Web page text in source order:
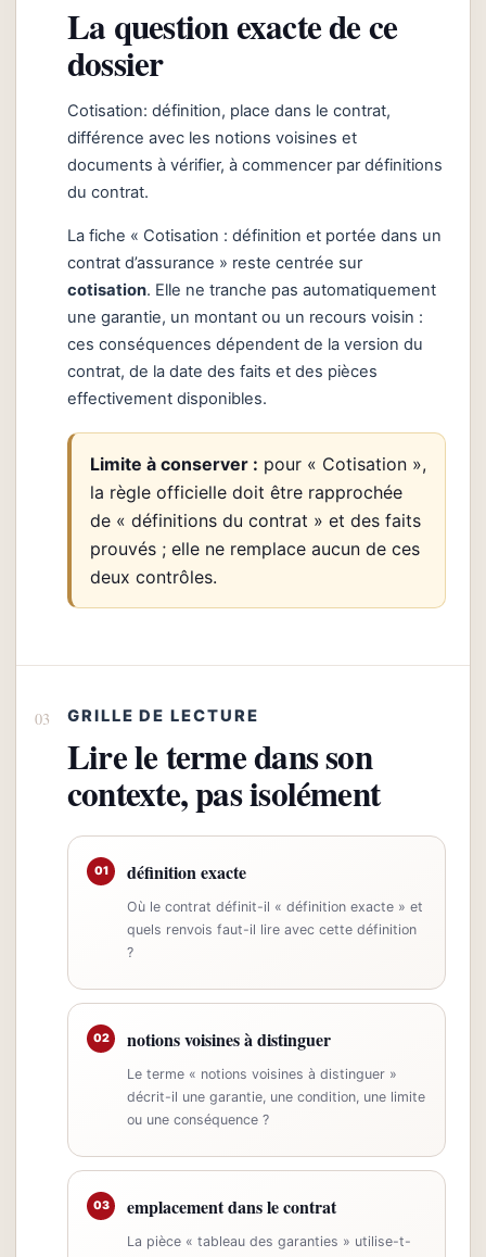
La question exacte de ce
dossier
Cotisation: définition, place dans le contrat,
différence avec les notions voisines et
documents à vérifier, à commencer par définitions
du contrat.
La fiche « Cotisation : définition et portée dans un
contrat d’assurance » reste centrée sur
cotisation. Elle ne tranche pas automatiquement
une garantie, un montant ou un recours voisin :
ces conséquences dépendent de la version du
contrat, de la date des faits et des pièces
effectivement disponibles.
Limite à conserver : pour « Cotisation »,
la règle officielle doit être rapprochée
de « définitions du contrat » et des faits
prouvés ; elle ne remplace aucun de ces
deux contrôles.
GRILLE DE LECTURE
Lire le terme dans son
contexte, pas isolément
01 définition exacte
Où le contrat définit-il « définition exacte » et
quels renvois faut-il lire avec cette définition
?
02 notions voisines à distinguer
Le terme « notions voisines à distinguer »
décrit-il une garantie, une condition, une limite
ou une conséquence ?
03 emplacement dans le contrat
La pièce « tableau des garanties » utilise-t-